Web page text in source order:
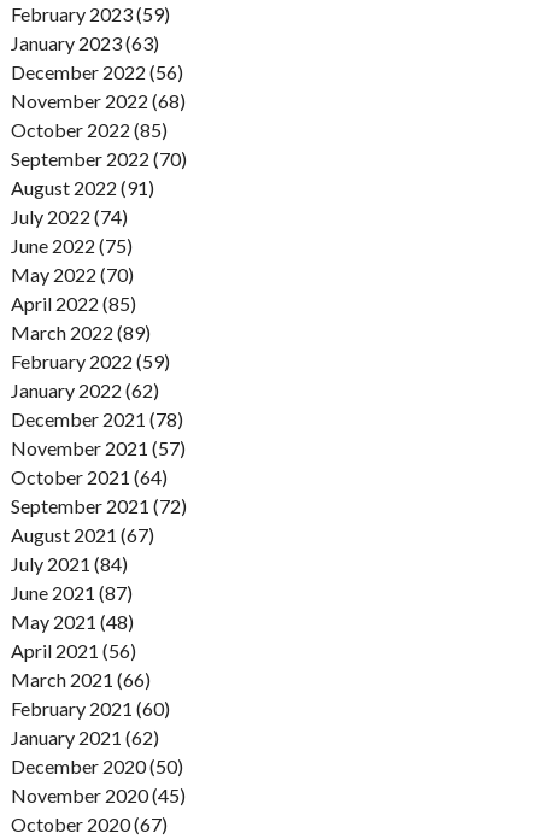
February 2023 (59)
January 2023 (63)
December 2022 (56)
November 2022 (68)
October 2022 (85)
September 2022 (70)
August 2022 (91)
July 2022 (74)
June 2022 (75)
May 2022 (70)
April 2022 (85)
March 2022 (89)
February 2022 (59)
January 2022 (62)
December 2021 (78)
November 2021 (57)
October 2021 (64)
September 2021 (72)
August 2021 (67)
July 2021 (84)
June 2021 (87)
May 2021 (48)
April 2021 (56)
March 2021 (66)
February 2021 (60)
January 2021 (62)
December 2020 (50)
November 2020 (45)
October 2020 (67)